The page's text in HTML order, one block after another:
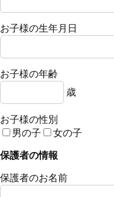
お子様の生年月日
お子様の年齢
歳
お子様の性別
男の子
女の子
保護者の情報
保護者のお名前